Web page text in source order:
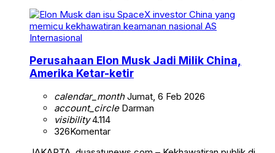
Internasional
Perusahaan Elon Musk Jadi Milik China,
Amerika Ketar-ketir
calendar_monthJumat, 6 Feb 2026
account_circleDarman
visibility4.114
326Komentar